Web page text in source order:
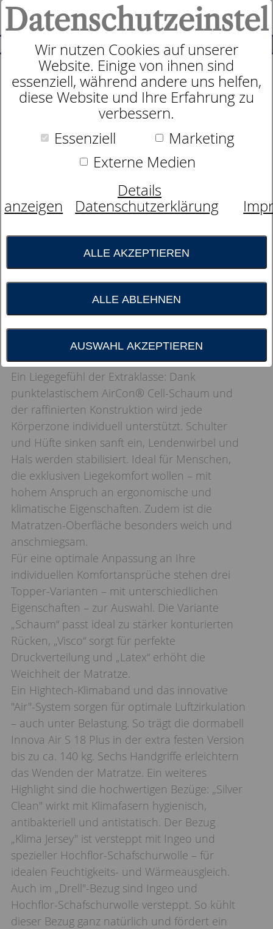
SUCHE
0
Schaummatratze
dormabell Innova Air S 18 Plus
Ein Liegegefühl der Extraklasse: Dank
punktelastischem AirCon® Cell-Schaum und
der raffinierten Konstruktion wird jede
Körperzone individuell unterstützt. Schulter
und Hüfte sinken sanft ein, Lendenwirbel und
Hals werden stabilisiert. Ideal für Menschen,
die exklusiven Liegekomfort wollen – mit
hohem Anspruch an ergonomische und
klimatische Eigenschaften. Zudem ist die
Matratzen-Oberfläche besonders weich und
anschmiegsam.
Für eine optimale Anpassung an Ihre
individuellen Komfortansprüche stehen drei
Topper-Varianten – mit unterschiedlichen
Eigenschaften – zur Auswahl. Die Variante
„Schaum“ passt ideal zu stärker konturierten
Rücken, „Visco“ sorgt für perfekte
Druckverteilung und „Latex“ erhöht die
Weichheit der Matratze.
Ein Hightech-Klimaband und das innovative
"Air"-System sorgen für optimale Luftzirkulation
– auch unter Belastung. So trägt die dormabell
Innova Air S 18 Plus in der extra festen Version
bis zu ca. 140 kg. Sechs Handgriffe erleichtern
das Wenden der Matratze. Ein weiteres
Highlight sind die hochwertigen Bezüge: „Silver
Clean" wirkt mit Klimafasern hygienisch,
antibakteriell und antistatisch. Der Bezug
„Klima Jersey" ist versteppt mit Ingeo und
spezieller Hochflor-Schafschurwolle – für
idealen Feuchtigkeits- und Wärmeausgleich.
Auch im „Drell"-Bezug sind Ingeo und
Hochflor-Schafschurwolle versteppt. So kühlt
dieser Bezug ganz natürlich und fördert ein
Wir nutzen Cookies auf unserer
Website. Einige von ihnen sind
essenziell, während andere uns helfen,
diese Website und Ihre Erfahrung zu
verbessern.
Essenziell
Marketing
Externe Medien
Details
anzeigen
Datenschutzerklärung
ALLE AKZEPTIEREN
ALLE ABLEHNEN
AUSWAHL AKZEPTIEREN